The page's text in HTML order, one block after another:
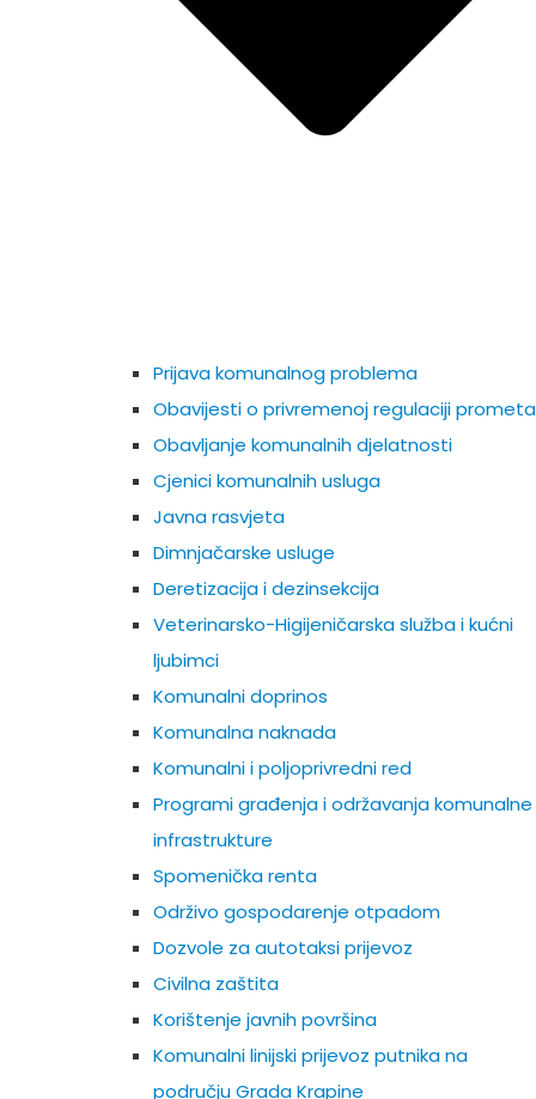
Prijava komunalnog problema
Obavijesti o privremenoj regulaciji prometa
Obavljanje komunalnih djelatnosti
Cjenici komunalnih usluga
Javna rasvjeta
Dimnjačarske usluge
Deretizacija i dezinsekcija
Veterinarsko-Higijeničarska služba i kućni
ljubimci
Komunalni doprinos
Komunalna naknada
Komunalni i poljoprivredni red
Programi građenja i održavanja komunalne
infrastrukture
Spomenička renta
Održivo gospodarenje otpadom
Dozvole za autotaksi prijevoz
Civilna zaštita
Korištenje javnih površina
Komunalni linijski prijevoz putnika na
području Grada Krapine